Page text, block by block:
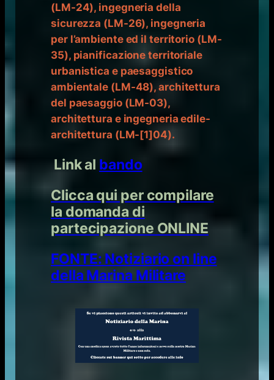
(LM-24), ingegneria della
sicurezza (LM-26), ingegneria
per l’ambiente ed il territorio (LM-
35), pianificazione territoriale
urbanistica e paesaggistico
ambientale (LM-48), architettura
del paesaggio (LM-03),
architettura e ingegneria edile-
architettura (LM-[1]04).
Link al bando
Clicca qui per compilare
la domanda di
partecipazione ONLINE
FONTE: Notiziario on line
della Marina Militare